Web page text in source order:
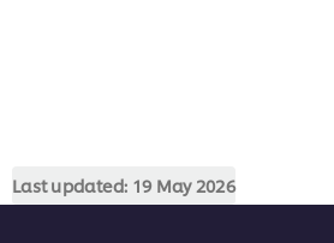
Last updated: 19 May 2026